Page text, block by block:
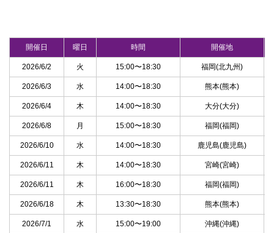
開催日 曜日 時間 開催地
2026/6/2 火 15:00〜18:30 福岡(北九州)
2026/6/3 水 14:00〜18:30 熊本(熊本)
2026/6/4 木 14:00〜18:30 大分(大分)
2026/6/8 月 15:00〜18:30 福岡(福岡)
2026/6/10 水 14:00〜18:30 鹿児島(鹿児島)
2026/6/11 木 14:00〜18:30 宮崎(宮崎)
2026/6/11 木 16:00〜18:30 福岡(福岡)
2026/6/18 木 13:30〜18:30 熊本(熊本)
2026/7/1 水 15:00〜19:00 沖縄(沖縄)